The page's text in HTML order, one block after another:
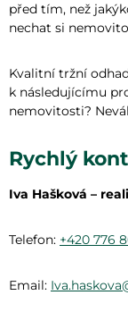
před tím, než
nechat si
Kvalitní tržní
k následujícímu
nemovitosti?
Rychlý
Iva Hašková –
Telefon: +420 776
Email: